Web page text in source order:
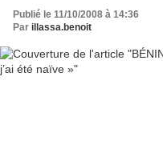
Publié le 11/10/2008 à 14:36
Par illassa.benoit